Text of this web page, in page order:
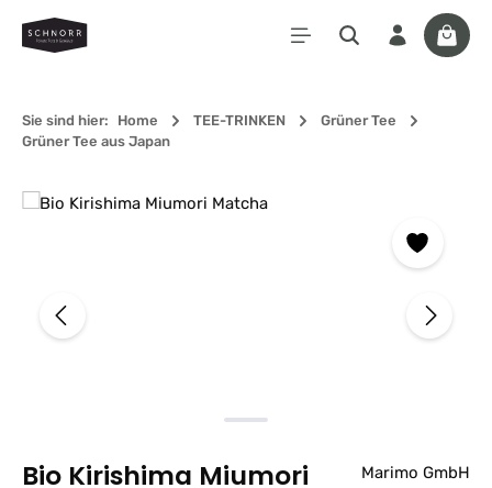
Zum Hauptinhalt springen
Sie sind hier: Home TEE-TRINKEN
Grüner Tee
Grüner Tee aus Japan
Bildergalerie überspringen
Bio Kirishima Miumori
Marimo GmbH